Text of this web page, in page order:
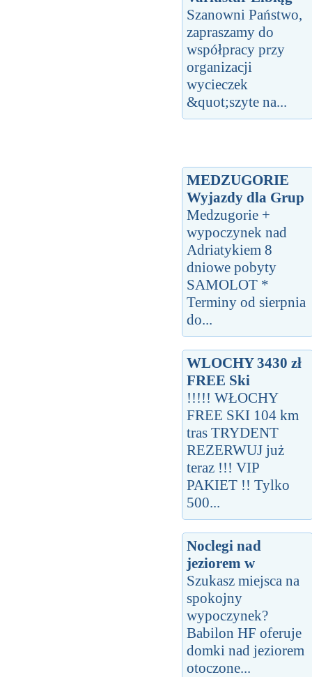
Szanowni Państwo,
zapraszamy do
współpracy przy
organizacji
wycieczek
&quot;szyte na...
MEDZUGORIE
Wyjazdy dla Grup
Medzugorie +
wypoczynek nad
Adriatykiem 8
dniowe pobyty
SAMOLOT *
Terminy od sierpnia
do...
WLOCHY 3430 zł
FREE Ski
!!!!! WŁOCHY
FREE SKI 104 km
tras TRYDENT
REZERWUJ już
teraz !!! VIP
PAKIET !! Tylko
500...
Noclegi nad
jeziorem w
Szukasz miejsca na
spokojny
wypoczynek?
Babilon HF oferuje
domki nad jeziorem
otoczone...